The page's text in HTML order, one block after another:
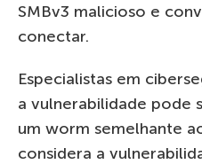
SMBv3 malicioso e
conectar.
Especialistas em
a vulnerabilidade pode
um worm semelhante
considera a